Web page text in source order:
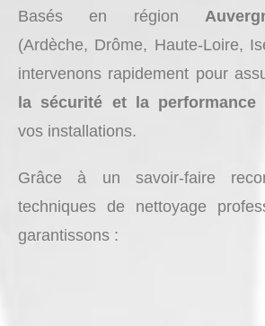
Basés en région
(Ardèche, Drôme, Haute-Loire,
intervenons rapidement pour
la sécurité et la performance
vos installations.
Grâce à un savoir-faire
techniques de nettoyage
garantissons :